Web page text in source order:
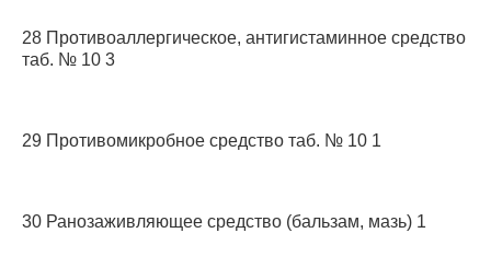
28 Противоаллергическое, антигистаминное средство
таб. № 10 3
29 Противомикробное средство таб. № 10 1
30 Ранозаживляющее средство (бальзам, мазь) 1